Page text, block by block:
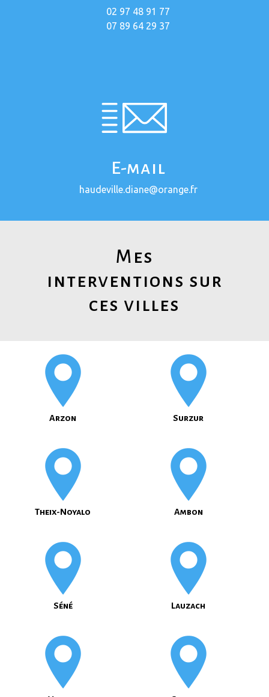
02 97 48 91 77
07 89 64 29 37
E-mail
haudeville.diane@orange.fr
Mes
interventions sur
ces villes
Arzon Surzur
Theix-Noyalo Ambon
Séné Lauzach